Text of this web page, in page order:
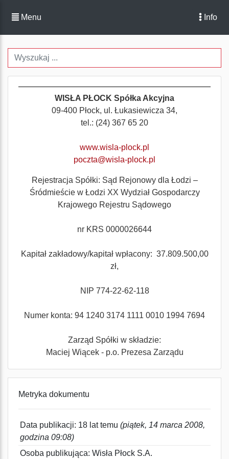
Menu Info
WISŁA PŁOCK Spółka Akcyjna
09-400 Płock, ul. Łukasiewicza 34,
tel.: (24) 367 65 20
www.wisla-plock.pl
poczta@wisla-plock.pl
Rejestracja Spółki: Sąd Rejonowy dla Łodzi –
Śródmieście w Łodzi XX Wydział Gospodarczy
Krajowego Rejestru Sądowego
nr KRS 0000026644
Kapitał zakładowy/kapitał wpłacony: 37.809.500,00
zł,
NIP 774-22-62-118
Numer konta: 94 1240 3174 1111 0010 1994 7694
Zarząd Spółki w składzie:
Maciej Wiącek- p.o. Prezesa Zarządu
Metryka dokumentu
Data publikacji: 18 lat temu (piątek, 14 marca 2008,
godzina 09:08)
Osoba publikująca: Wisła Płock S.A.